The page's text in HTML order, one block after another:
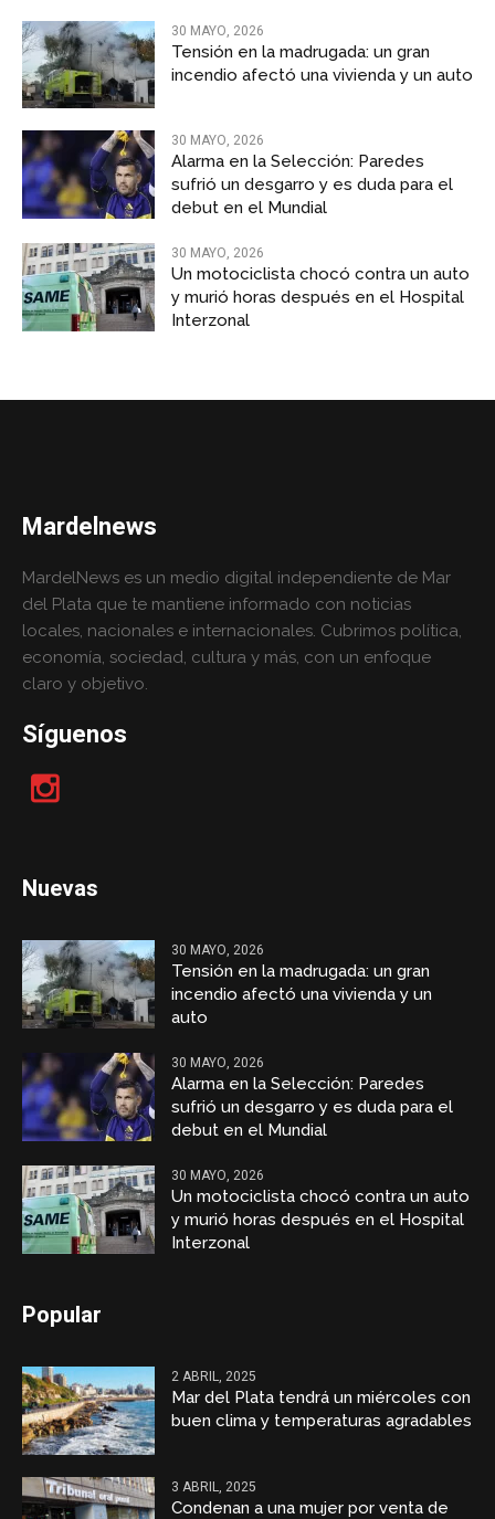
30 MAYO, 2026
Tensión en la madrugada: un gran
incendio afectó una vivienda y un auto
30 MAYO, 2026
Alarma en la Selección: Paredes
sufrió un desgarro y es duda para el
debut en el Mundial
30 MAYO, 2026
Un motociclista chocó contra un auto
y murió horas después en el Hospital
Interzonal
Mardelnews
MardelNews es un medio digital independiente de Mar
del Plata que te mantiene informado con noticias
locales, nacionales e internacionales. Cubrimos política,
economía, sociedad, cultura y más, con un enfoque
claro y objetivo.
Síguenos
Nuevas
30 MAYO, 2026
Tensión en la madrugada: un gran
incendio afectó una vivienda y un
auto
30 MAYO, 2026
Alarma en la Selección: Paredes
sufrió un desgarro y es duda para el
debut en el Mundial
30 MAYO, 2026
Un motociclista chocó contra un auto
y murió horas después en el Hospital
Interzonal
Popular
2 ABRIL, 2025
Mar del Plata tendrá un miércoles con
buen clima y temperaturas agradables
3 ABRIL, 2025
Condenan a una mujer por venta de